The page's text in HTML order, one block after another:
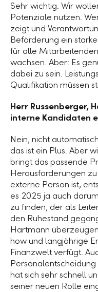
Sehr wichtig. Wir
Potenziale nutzen.
zeigt und
Beförderung ein
für alle
wachsen. Aber: Es
dabei zu sein.
Qualifikation müssen
Herr Russenberger,
interne Kandidaten
Nein, nicht
das ist ein Plus. Aber
bringt das passende
Herausforderungen
externe Person ist,
es 2025 ja auch
zu finden, der als
den Ruhestand
Hartmann
how und langjährige
Finanzwelt verfügt.
hat sich sehr schnell
seiner neuen Rolle